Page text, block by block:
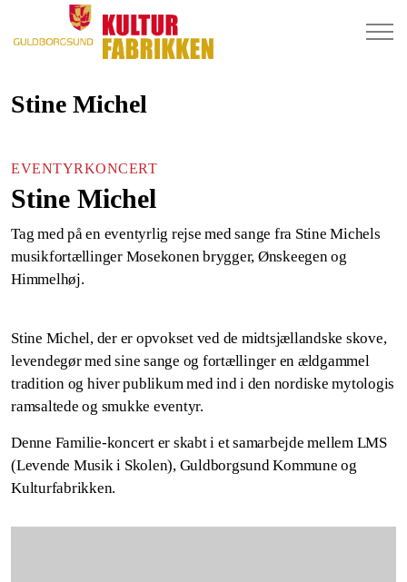
Stine Michel
EVENTYRKONCERT
Stine Michel
Tag med på en eventyrlig rejse med sange fra Stine Michels
musikfortællinger Mosekonen brygger, Ønskeegen og
Himmelhøj.
Stine Michel, der er opvokset ved de midtsjællandske skove,
levendegør med sine sange og fortællinger en ældgammel
tradition og hiver publikum med ind i den nordiske mytologis
ramsaltede og smukke eventyr.
Denne Familie-koncert er skabt i et samarbejde mellem LMS
(Levende Musik i Skolen), Guldborgsund Kommune og
Kulturfabrikken.